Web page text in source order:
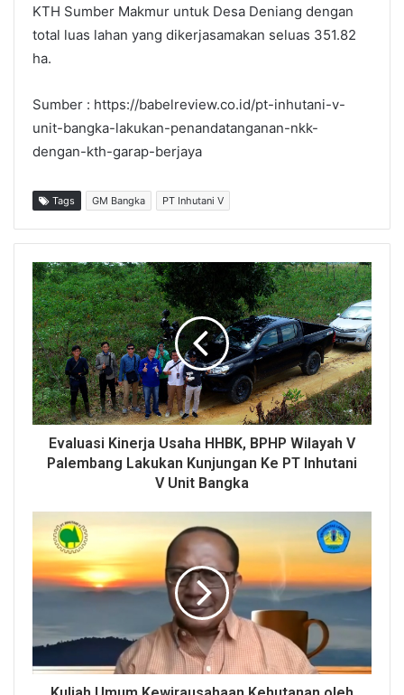
KTH Sumber Makmur untuk Desa Deniang dengan
total luas lahan yang dikerjasamakan seluas 351.82
ha.
Sumber : https://babelreview.co.id/pt-inhutani-v-
unit-bangka-lakukan-penandatanganan-nkk-
dengan-kth-garap-berjaya
Tags GM Bangka PT Inhutani V
Evaluasi Kinerja Usaha HHBK, BPHP Wilayah V
Palembang Lakukan Kunjungan Ke PT Inhutani
V Unit Bangka